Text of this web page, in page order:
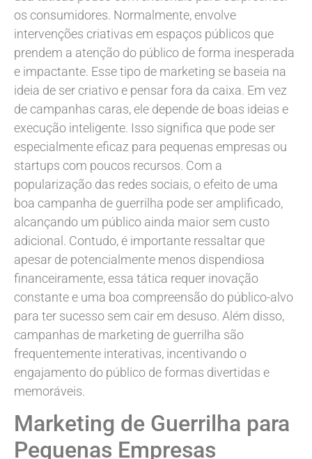
os consumidores. Normalmente, envolve
intervenções criativas em espaços públicos que
prendem a atenção do público de forma inesperada
e impactante. Esse tipo de marketing se baseia na
ideia de ser criativo e pensar fora da caixa. Em vez
de campanhas caras, ele depende de boas ideias e
execução inteligente. Isso significa que pode ser
especialmente eficaz para pequenas empresas ou
startups com poucos recursos. Com a
popularização das redes sociais, o efeito de uma
boa campanha de guerrilha pode ser amplificado,
alcançando um público ainda maior sem custo
adicional. Contudo, é importante ressaltar que
apesar de potencialmente menos dispendiosa
financeiramente, essa tática requer inovação
constante e uma boa compreensão do público-alvo
para ter sucesso sem cair em desuso. Além disso,
campanhas de marketing de guerrilha são
frequentemente interativas, incentivando o
engajamento do público de formas divertidas e
memoráveis.
Marketing de Guerrilha para
Pequenas Empresas